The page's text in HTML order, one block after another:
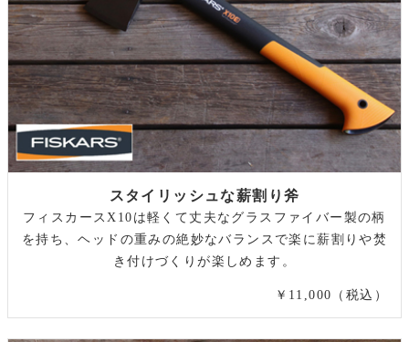
スタイリッシュな薪割り斧
フィスカースX10は軽くて丈夫なグラスファイバー製の柄
を持ち、ヘッドの重みの絶妙なバランスで楽に薪割りや焚
き付けづくりが楽しめます。
￥11,000（税込）